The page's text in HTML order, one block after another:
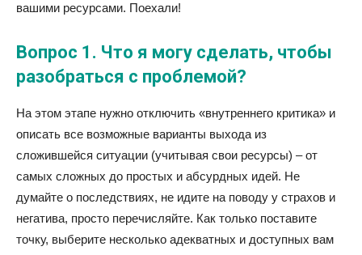
вашими ресурсами. Поехали!
Вопрос 1. Что я могу сделать, чтобы
разобраться с проблемой?
На этом этапе нужно отключить «внутреннего критика» и
описать все возможные варианты выхода из
сложившейся ситуации (учитывая свои ресурсы) – от
самых сложных до простых и абсурдных идей. Не
думайте о последствиях, не идите на поводу у страхов и
негатива, просто перечисляйте. Как только поставите
точку, выберите несколько адекватных и доступных вам